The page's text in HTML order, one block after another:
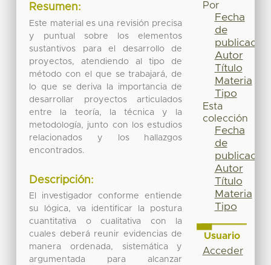
Resumen:
Este material es una revisión precisa
y puntual sobre los elementos
sustantivos para el desarrollo de
proyectos, atendiendo al tipo de
método con el que se trabajará, de
lo que se deriva la importancia de
desarrollar proyectos articulados
entre la teoría, la técnica y la
metodología, junto con los estudios
relacionados y los hallazgos
encontrados.
Descripción:
El investigador conforme entiende
su lógica, va identificar la postura
cuantitativa o cualitativa con la
cuales deberá reunir evidencias de
manera ordenada, sistemática y
argumentada para alcanzar
Por
Fecha
de
publicación
Autor
Título
Materia
Tipo
Esta
colección
Fecha
de
publicación
Autor
Título
Materia
Tipo
Usuario
Acceder